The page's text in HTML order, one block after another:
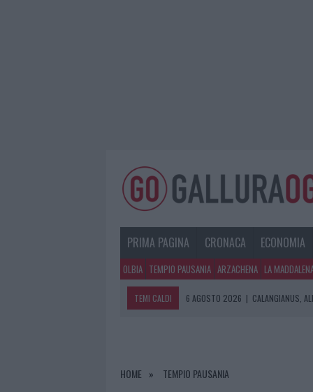
PRIMA PAGINA CRONACA ECONOMIA
OLBIA TEMPIO PAUSANIA ARZACHENA LA
TEMI CALDI 6 AGOSTO 2026 | CALANGIANUS,
PER I TRATTAMENTI LASER NON INVASIVI
HOME TEMPIO PAUSANIA